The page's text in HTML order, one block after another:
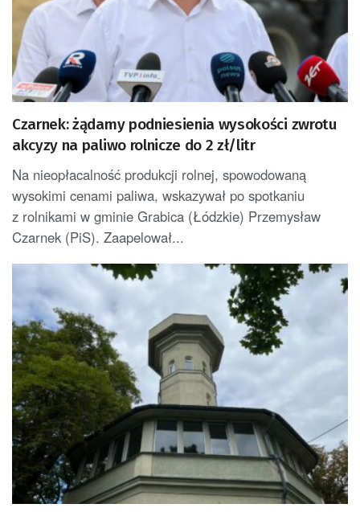
Czarnek: żądamy podniesienia wysokości zwrotu
akcyzy na paliwo rolnicze do 2 zł/litr
Na nieopłacalność produkcji rolnej, spowodowaną
wysokimi cenami paliwa, wskazywał po spotkaniu
z rolnikami w gminie Grabica (Łódzkie) Przemysław
Czarnek (PiS). Zaapelował...